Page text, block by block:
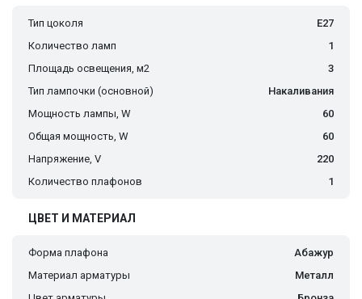
Тип цоколя
E27
Количество ламп
1
Площадь освещения, м2
3
Тип лампочки (основной)
Накаливания
Мощность лампы, W
60
Общая мощность, W
60
Напряжение, V
220
Количество плафонов
1
ЦВЕТ И МАТЕРИАЛ
Форма плафона
Абажур
Материал арматуры
Металл